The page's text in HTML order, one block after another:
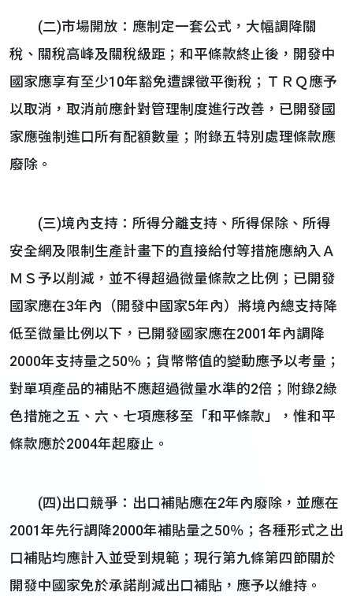
(二)市場開放：應制定一套公式，大幅調降關
稅、關稅高峰及關稅級距；和平條款終止後，開發中
國家應享有至少10年豁免遭課徵平衡稅；ＴＲＱ應予
以取消，取消前應針對管理制度進行改善，已開發國
家應強制進口所有配額數量；附錄五特別處理條款應
廢除。
(三)境內支持：所得分離支持、所得保除、所得
安全網及限制生產計畫下的直接給付等措施應納入Ａ
ＭＳ予以削減，並不得超過微量條款之比例；已開發
國家應在3年內（開發中國家5年內）將境內總支持降
低至微量比例以下，已開發國家應在2001年內調降
2000年支持量之50％；貨幣幣值的變動應予以考量；
對單項產品的補貼不應超過微量水準的2倍；附錄2綠
色措施之五、六、七項應移至「和平條款」，惟和平
條款應於2004年起廢止。
(四)出口競爭：出口補貼應在2年內廢除，並應在
2001年先行調降2000年補貼量之50％；各種形式之出
口補貼均應計入並受到規範；現行第九條第四節關於
開發中國家免於承諾削減出口補貼，應予以維持。